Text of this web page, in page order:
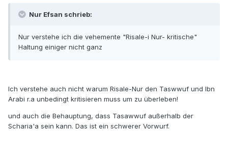
Nur Efsan schrieb:
Nur verstehe ich die vehemente "Risale-i Nur- kritische"
Haltung einiger nicht ganz
Ich verstehe auch nicht warum Risale-Nur den Taswwuf und Ibn
Arabi r.a unbedingt kritisieren muss um zu überleben!
und auch die Behauptung, dass Tasawwuf außerhalb der
Scharia'a sein kann. Das ist ein schwerer Vorwurf.